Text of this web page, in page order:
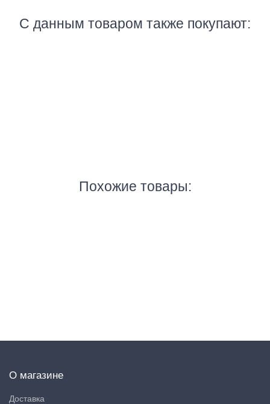
С данным товаром также покупают:
Похожие товары:
О магазине
Доставка